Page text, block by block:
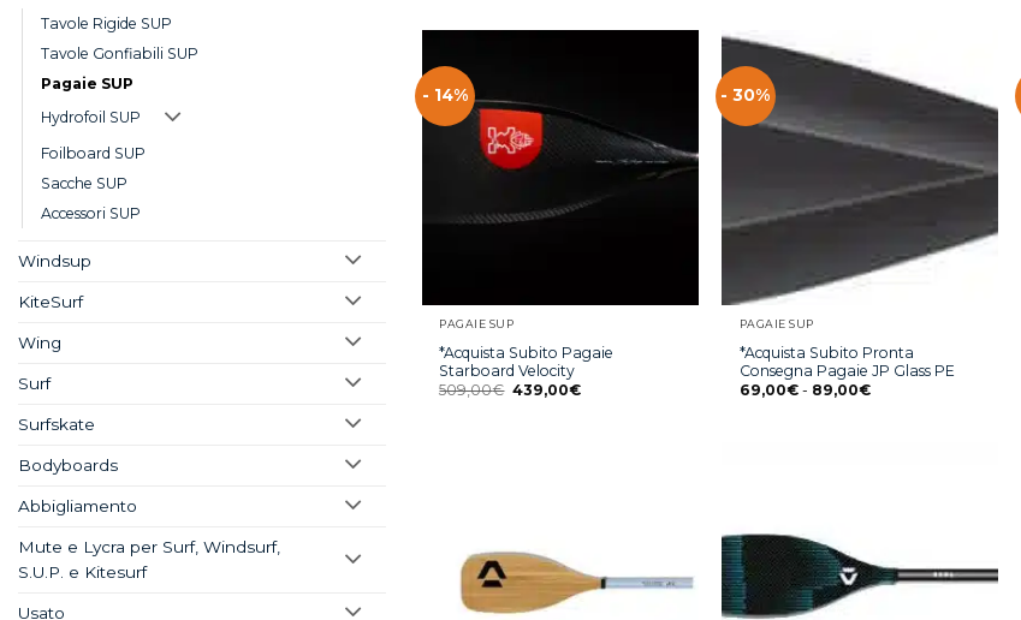
Tavole Rigide SUP
Tavole Gonfiabili SUP
Pagaie SUP
Hydrofoil SUP
Foilboard SUP
Sacche SUP
Accessori SUP
Windsup
KiteSurf
Wing
Surf
Surfskate
Bodyboards
Abbigliamento
Mute e Lycra per Surf, Windsurf,
S.U.P. e Kitesurf
Usato
- 14%
PAGAIE SUP
*Acquista Subito Pagaie
Starboard Velocity
509,00€ 439,00€
- 30%
PAGAIE SUP
*Acquista Subito Pronta
Consegna Pagaie JP Glass PE
69,00€ - 89,00€